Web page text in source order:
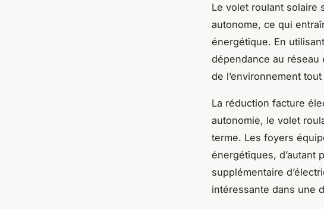
Le volet roulant solaire
autonome, ce qui
énergétique. En
dépendance au réseau
de l’environnement
La réduction facture
autonomie, le volet
terme. Les foyers
énergétiques, d’autant
supplémentaire
intéressante dans une